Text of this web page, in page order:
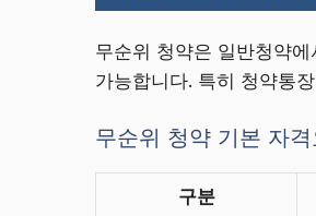
무순위 청약은 일반청약
가능합니다. 특히 청약통
무순위 청약 기본 자격
구분